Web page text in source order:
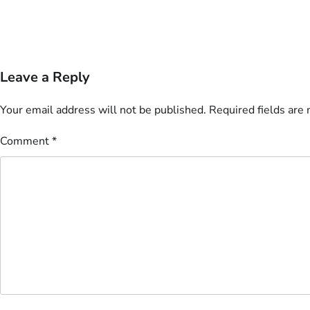
Leave a Reply
Your email address will not be published. Required fields are
Comment*